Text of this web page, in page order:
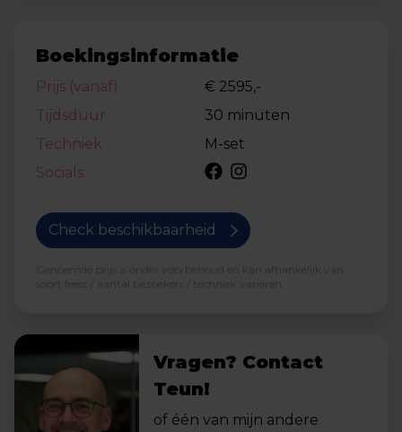
Boekingsinformatie
Prijs (vanaf)
€ 2595,-
Tijdsduur
30 minuten
Techniek
M-set
Socials
Check beschikbaarheid
Genoemde prijs is onder voorbehoud en kan afhankelijk van
soort feest / aantal bezoekers / techniek variëren.
Vragen? Contact
Teun!
of één van mijn andere